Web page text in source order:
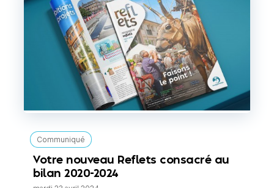
Communiqué
Votre nouveau Reflets consacré au
bilan 2020-2024